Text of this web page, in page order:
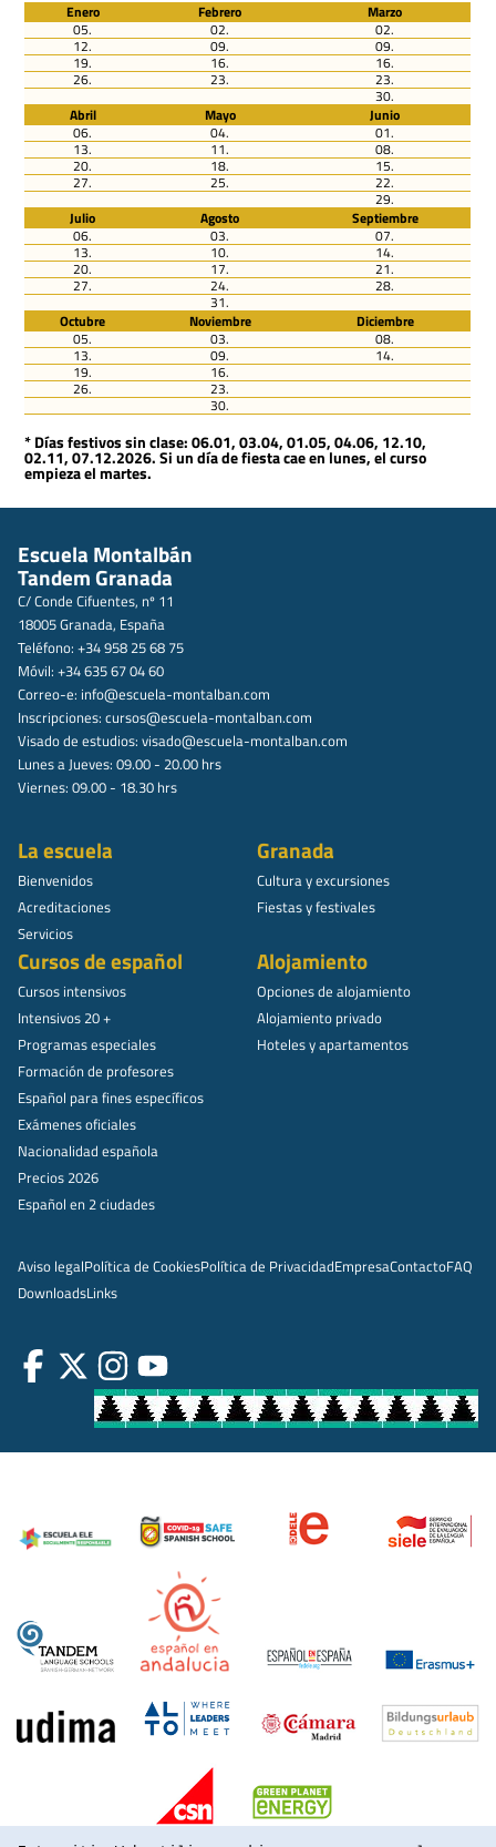
Enero Febrero
Marzo
05.
02. 02.
12. 09. 09.
19. 16. 16.
26. 23. 23.
30.
Abril
Mayo
Junio
06.
04. 01.
13. 11. 08.
20. 18. 15.
27. 25. 22.
29.
Julio
Agosto
Septiembre
06.
03. 07.
13. 10. 14.
20. 17. 21.
27. 24. 28.
31.
Octubre
Noviembre
Diciembre
05.
03. 08.
13. 09. 14.
19. 16.
26. 23.
30.
* Días festivos sin clase: 06.01, 03.04, 01.05, 04.06, 12.10,
02.11, 07.12.2026. Si un día de fiesta cae en lunes, el curso
empieza el martes.
Escuela Montalbán
Tandem Granada
C/ Conde Cifuentes, nº 11
18005 Granada, España
Teléfono: +34 958 25 68 75
Móvil: +34 635 67 04 60
Correo-e: info@escuela-montalban.com
Inscripciones: cursos@escuela-montalban.com
Visado de estudios: visado@escuela-montalban.com
Lunes a Jueves: 09.00 - 20.00 hrs
Viernes: 09.00 - 18.30 hrs
La escuela
Bienvenidos
Acreditaciones
Servicios
Granada
Cultura y excursiones
Fiestas y festivales
Cursos de español
Cursos intensivos
Intensivos 20 +
Programas especiales
Formación de profesores
Español para fines específicos
Exámenes oficiales
Nacionalidad española
Precios 2026
Español en 2 ciudades
Alojamiento
Opciones de alojamiento
Alojamiento privado
Hoteles y apartamentos
Aviso legalPolítica de CookiesPolítica de PrivacidadEmpresaContactoFAQ
DownloadsLinks